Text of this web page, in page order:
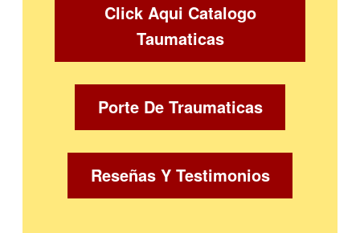
Click Aqui Catalogo
Taumaticas
Porte De Traumaticas
Reseñas Y Testimonios